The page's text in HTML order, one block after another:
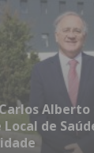
Carlos Alberto
Local de